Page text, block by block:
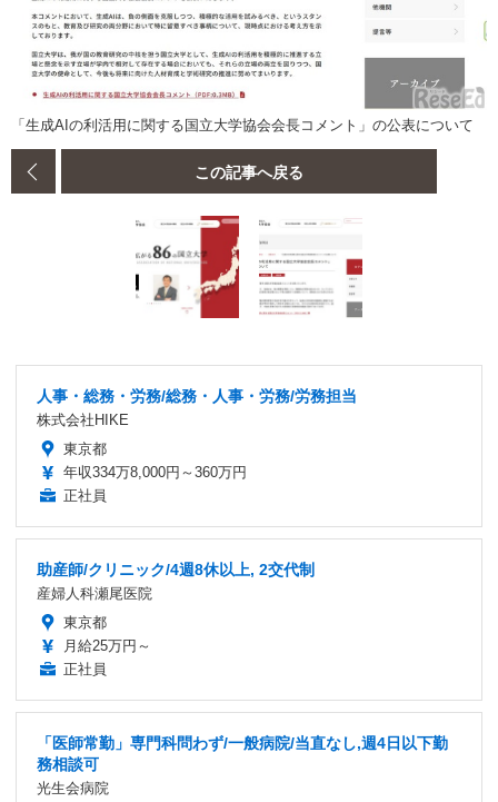
「生成AIの利活用に関する国立大学協会会長コメント」の公表について
この記事へ戻る
人事・総務・労務/総務・人事・労務/労務担当
株式会社HIKE
東京都
年収334万8,000円～360万円
正社員
助産師/クリニック/4週8休以上, 2交代制
産婦人科瀬尾医院
東京都
月給25万円～
正社員
「医師常勤」専門科問わず/一般病院/当直なし,週4日以下勤
務相談可
光生会病院